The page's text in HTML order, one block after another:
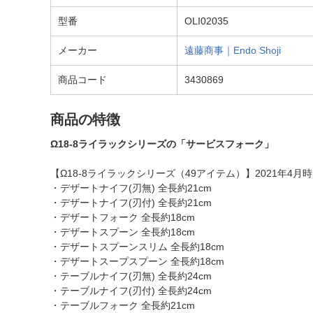
型番 OLI02035
メーカー 遠藤商事｜Endo Shoji
商品コード 3430869
商品の特徴
Ω18-8ライラックシリーズの「サービスフォーク」
【Ω18-8ライラックシリーズ（49アイテム）】2021年4月
・デザートナイフ(刃無) 全長約21cm
・デザートナイフ(刃付) 全長約21cm
・デザートフォーク 全長約18cm
・デザートスプーン 全長約18cm
・デザートスプーンスリム 全長約18cm
・デザートスープスプーン 全長約18cm
・テーブルナイフ(刃無) 全長約24cm
・テーブルナイフ(刃付) 全長約24cm
・テーブルフォーク 全長約21cm